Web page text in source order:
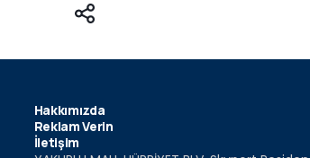
Hakkımızda
Reklam Verin
İletişim